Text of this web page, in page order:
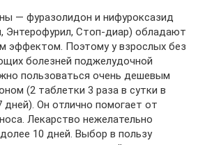
— фуразолидон и нифуроксазид
Энтерофурил, Стоп-диар) обладают
эффектом. Поэтому у взрослых без
болезней поджелудочной
пользоваться очень дешевым
(2 таблетки 3 раза в сутки в
дней). Он отлично помогает от
Лекарство нежелательно
10 дней. Выбор в пользу